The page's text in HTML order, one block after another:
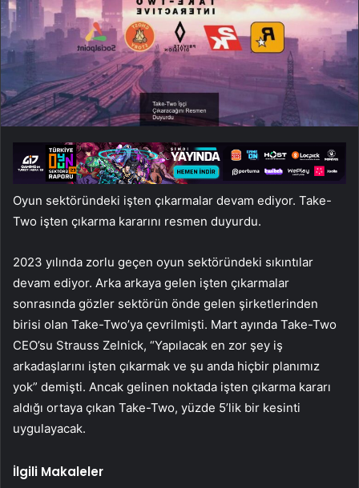
Oyun sektöründeki işten çıkarmalar devam ediyor. Take-
Two işten çıkarma kararını resmen duyurdu.
2023 yılında zorlu geçen oyun sektöründeki sıkıntılar
devam ediyor. Arka arkaya gelen işten çıkarmalar
sonrasında gözler sektörün önde gelen şirketlerinden
birisi olan Take-Two’ya çevrilmişti. Mart ayında Take-Two
CEO’su Strauss Zelnick, “Yapılacak en zor şey iş
arkadaşlarını işten çıkarmak ve şu anda hiçbir planımız
yok” demişti. Ancak gelinen noktada işten çıkarma kararı
aldığı ortaya çıkan Take-Two, yüzde 5’lik bir kesinti
uygulayacak.
İlgili Makaleler